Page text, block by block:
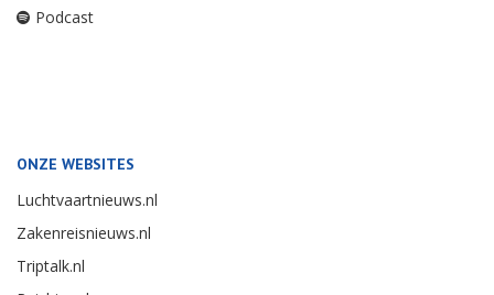
Podcast
ONZE WEBSITES
Luchtvaartnieuws.nl
Zakenreisnieuws.nl
Triptalk.nl